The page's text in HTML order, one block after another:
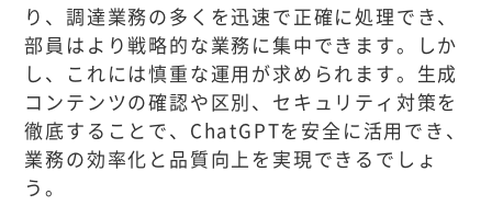
り、調達業務の多くを迅速で正確に処理でき、
部員はより戦略的な業務に集中できます。しか
し、これには慎重な運用が求められます。生成
コンテンツの確認や区別、セキュリティ対策を
徹底することで、ChatGPTを安全に活用でき、
業務の効率化と品質向上を実現できるでしょ
う。